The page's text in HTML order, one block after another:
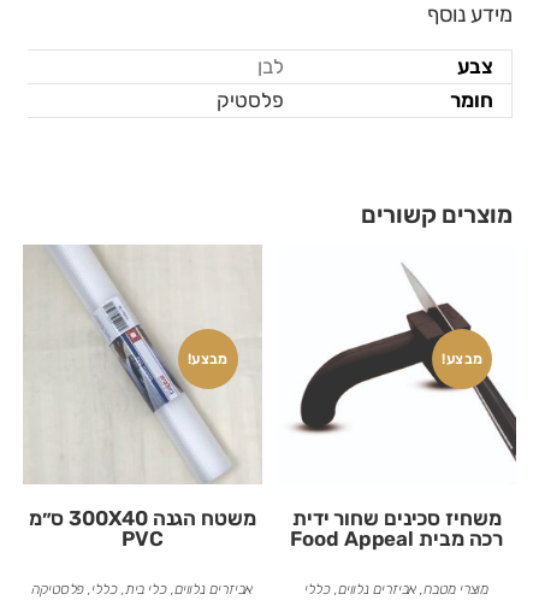
מידע נוסף
צבע
לבן
חומר
פלסטיק
מוצרים קשורים
מבצע!
משחיז סכינים שחור ידית
רכה מבית Food Appeal
מוצרי מטבח, אביזרים נלווים,כללי
מבצע!
משטח הגנה 300X40 ס״מ
PVC
אביזרים נלווים,כלי בית,כללי, פלסטיקה